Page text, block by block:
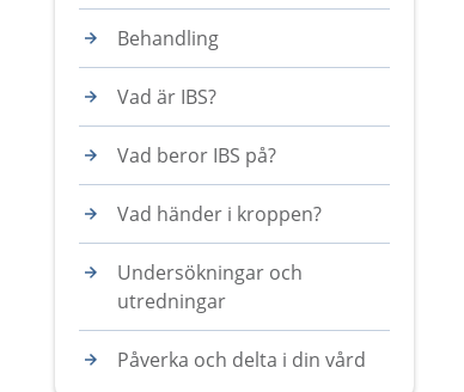
Behandling
Vad är IBS?
Vad beror IBS på?
Vad händer i kroppen?
Undersökningar och
utredningar
Påverka och delta i din vård